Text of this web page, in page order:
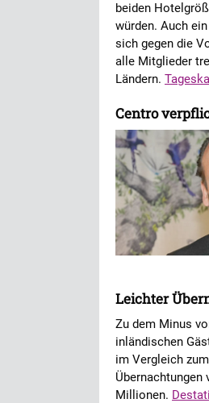
beiden
würden. Auch
sich gegen die
alle Mitglieder
Ländern.
Centro
Leichter
Zu dem Minus
inländischen
im Vergleich
Übernachtungen
Millionen.